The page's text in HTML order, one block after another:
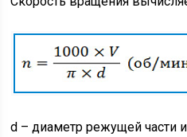
d – диаметр режущей части